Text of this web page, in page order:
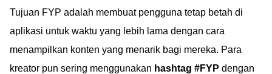
Tujuan FYP adalah membuat pengguna tetap betah di
aplikasi untuk waktu yang lebih lama dengan cara
menampilkan konten yang menarik bagi mereka. Para
kreator pun sering menggunakan hashtag #FYP dengan